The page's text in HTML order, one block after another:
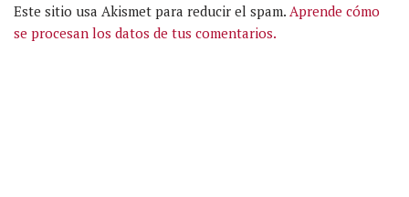
Este sitio usa Akismet para reducir el spam. Aprende cómo
se procesan los datos de tus comentarios.